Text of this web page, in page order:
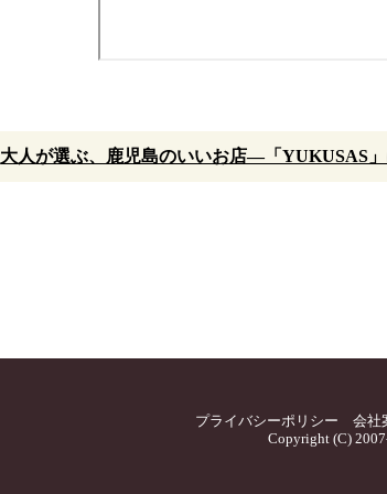
大人が選ぶ、鹿児島のいいお店—「YUKUSAS
プライバシーポリシー 会社
Copyright (C)